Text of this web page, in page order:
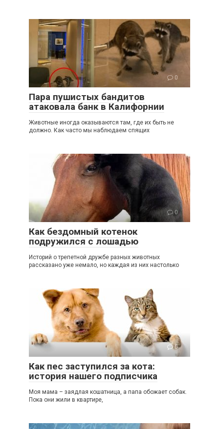
0
Пара пушистых бандитов
атаковала банк в Калифорнии
Животные иногда оказываются там, где их быть не
должно. Как часто мы наблюдаем спящих
0
Как бездомный котенок
подружился с лошадью
Историй о трепетной дружбе разных животных
рассказано уже немало, но каждая из них настолько
0
Как пес заступился за кота:
история нашего подписчика
Моя мама – заядлая кошатница, а папа обожает собак.
Пока они жили в квартире,